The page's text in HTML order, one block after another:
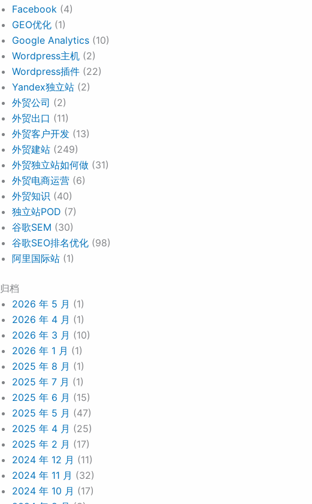
Facebook (4)
GEO优化 (1)
Google Analytics (10)
Wordpress主机 (2)
Wordpress插件 (22)
Yandex独立站 (2)
外贸公司 (2)
外贸出口 (11)
外贸客户开发 (13)
外贸建站 (249)
外贸独立站如何做 (31)
外贸电商运营 (6)
外贸知识 (40)
独立站POD (7)
谷歌SEM (30)
谷歌SEO排名优化 (98)
阿里国际站 (1)
归档
2026 年 5 月 (1)
2026 年 4 月 (1)
2026 年 3 月 (10)
2026 年 1 月 (1)
2025 年 8 月 (1)
2025 年 7 月 (1)
2025 年 6 月 (15)
2025 年 5 月 (47)
2025 年 4 月 (25)
2025 年 2 月 (17)
2024 年 12 月 (11)
2024 年 11 月 (32)
2024 年 10 月 (17)